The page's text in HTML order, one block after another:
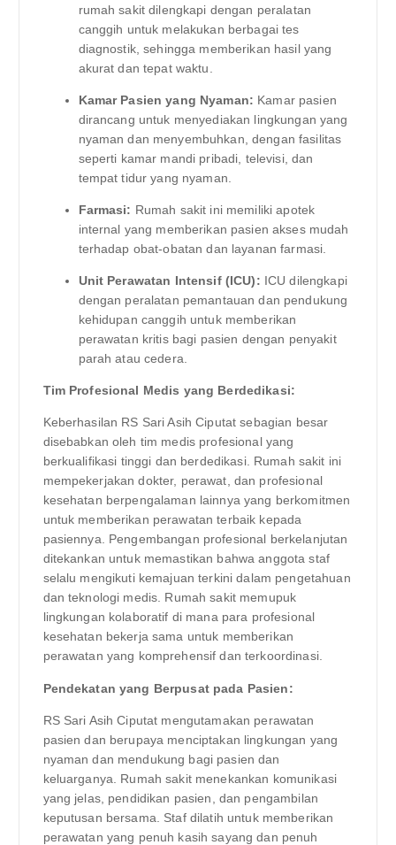
rumah sakit dilengkapi dengan peralatan
canggih untuk melakukan berbagai tes
diagnostik, sehingga memberikan hasil yang
akurat dan tepat waktu.
Kamar Pasien yang Nyaman: Kamar pasien
dirancang untuk menyediakan lingkungan yang
nyaman dan menyembuhkan, dengan fasilitas
seperti kamar mandi pribadi, televisi, dan
tempat tidur yang nyaman.
Farmasi: Rumah sakit ini memiliki apotek
internal yang memberikan pasien akses mudah
terhadap obat-obatan dan layanan farmasi.
Unit Perawatan Intensif (ICU): ICU dilengkapi
dengan peralatan pemantauan dan pendukung
kehidupan canggih untuk memberikan
perawatan kritis bagi pasien dengan penyakit
parah atau cedera.
Tim Profesional Medis yang Berdedikasi:
Keberhasilan RS Sari Asih Ciputat sebagian besar
disebabkan oleh tim medis profesional yang
berkualifikasi tinggi dan berdedikasi. Rumah sakit ini
mempekerjakan dokter, perawat, dan profesional
kesehatan berpengalaman lainnya yang berkomitmen
untuk memberikan perawatan terbaik kepada
pasiennya. Pengembangan profesional berkelanjutan
ditekankan untuk memastikan bahwa anggota staf
selalu mengikuti kemajuan terkini dalam pengetahuan
dan teknologi medis. Rumah sakit memupuk
lingkungan kolaboratif di mana para profesional
kesehatan bekerja sama untuk memberikan
perawatan yang komprehensif dan terkoordinasi.
Pendekatan yang Berpusat pada Pasien:
RS Sari Asih Ciputat mengutamakan perawatan
pasien dan berupaya menciptakan lingkungan yang
nyaman dan mendukung bagi pasien dan
keluarganya. Rumah sakit menekankan komunikasi
yang jelas, pendidikan pasien, dan pengambilan
keputusan bersama. Staf dilatih untuk memberikan
perawatan yang penuh kasih sayang dan penuh